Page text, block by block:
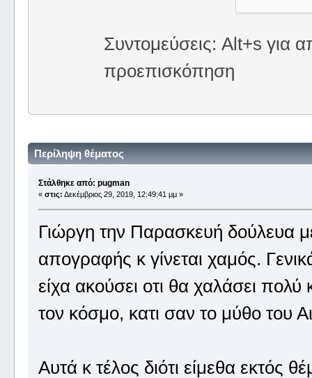
Συντομεύσεις: Alt+s για
προεπισκόπηση
Περίληψη θέματος
Στάλθηκε από: pugman
« στις: Δεκέμβριος 29, 2019, 12:49:41 μμ »
Γιώργη την Παρασκευή δούλευα
απογραφής κ γίνεται χαμός.
είχα ακούσει οτι θα χαλάσει
τον κόσμο, κατι σαν το μύθο του
Αυτά κ τέλος διότι είμεθα εκτός